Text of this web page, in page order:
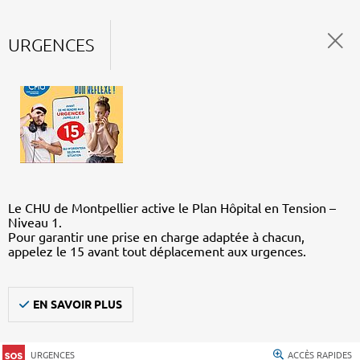
URGENCES
Le CHU de Montpellier active le Plan Hôpital en Tension –
Niveau 1.
Pour garantir une prise en charge adaptée à chacun,
appelez le 15 avant tout déplacement aux urgences.
EN SAVOIR PLUS
URGENCES ACCÈS RAPIDES